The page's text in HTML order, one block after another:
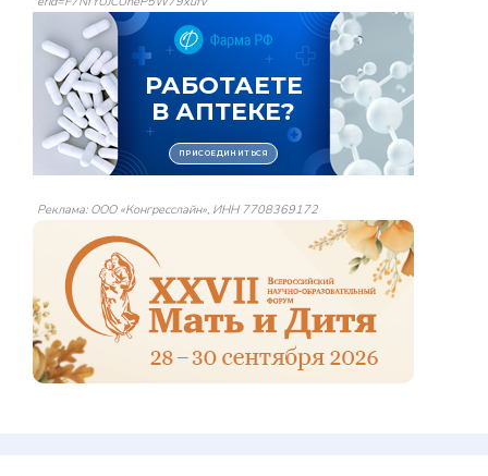
Реклама: ООО «Конгресслайн», ИНН 7708369172